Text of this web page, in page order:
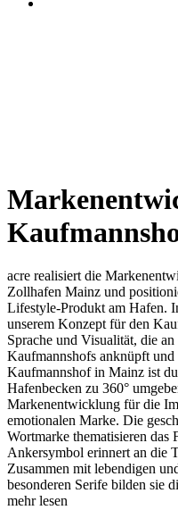
acre realisiert die
Zollhafen Mainz und
Lifestyle-Produkt am Hafen.
unserem Konzept für den
Sprache und Visualität, die
Kaufmannshofs anknüpft
Kaufmannshof in Mainz ist
Hafenbecken zu 360°
Markenentwicklung für die
emotionalen Marke. Die
Wortmarke thematisieren das
Ankersymbol erinnert an die
Zusammen mit lebendigen
besonderen Serife bilden sie
mehr lesen